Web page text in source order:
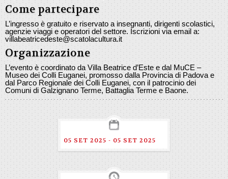
Come partecipare
L’ingresso è gratuito e riservato a insegnanti, dirigenti scolastici,
agenzie viaggi e operatori del settore. Iscrizioni via email a:
villabeatricedeste@scatolacultura.it
Organizzazione
L’evento è coordinato da Villa Beatrice d’Este e dal MuCE –
Museo dei Colli Euganei, promosso dalla Provincia di Padova e
dal Parco Regionale dei Colli Euganei, con il patrocinio dei
Comuni di Galzignano Terme, Battaglia Terme e Baone.
05 SET 2025 - 05 SET 2025